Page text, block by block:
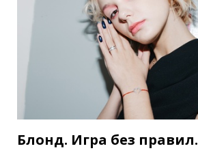
Блонд. Игра без правил.